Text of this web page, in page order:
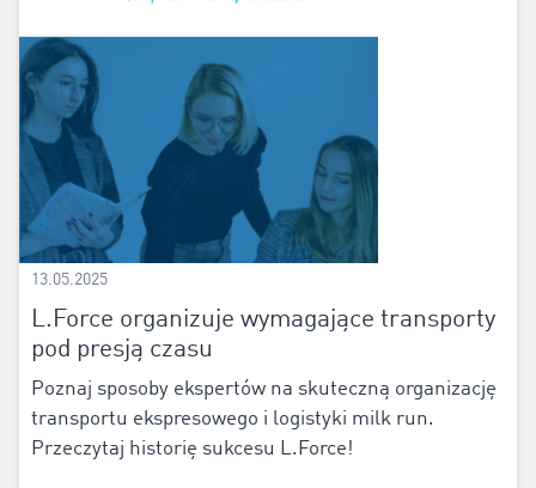
13.05.2025
L.Force organizuje wymagające transporty
pod presją czasu
Poznaj sposoby ekspertów na skuteczną organizację
transportu ekspresowego i logistyki milk run.
Przeczytaj historię sukcesu L.Force!